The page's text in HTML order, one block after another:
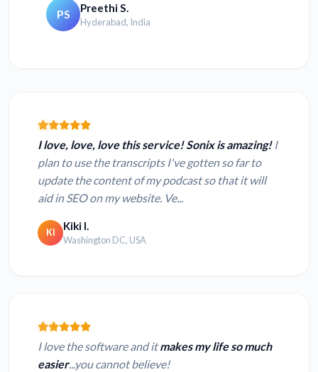
PS Preethi S.
Hyderabad, India
I love, love, love this service! Sonix is amazing!I
plan to use the transcripts I've gotten so far to
update the content of my podcast so that it will
aid in SEO on my website. Ve...
KI Kiki I.
Washington DC, USA
I love the software and itmakes my life so much
easier...you cannot believe!